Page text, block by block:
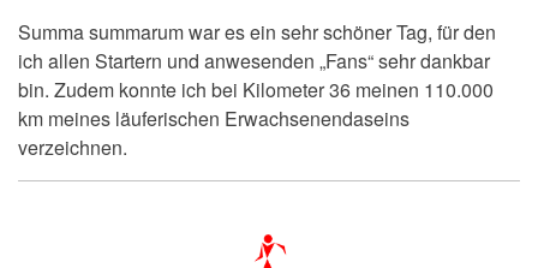
Summa summarum war es ein sehr schöner Tag, für den
ich allen Startern und anwesenden „Fans“ sehr dankbar
bin. Zudem konnte ich bei Kilometer 36 meinen 110.000
km meines läuferischen Erwachsenendaseins
verzeichnen.